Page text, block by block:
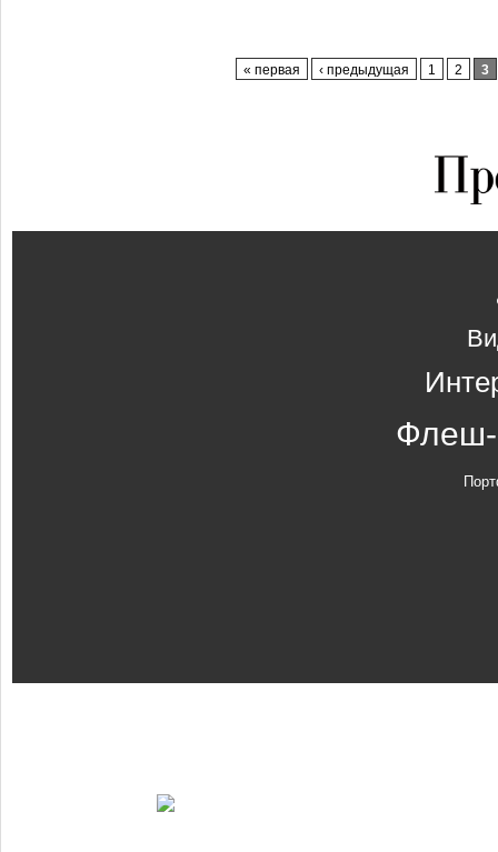
« первая ‹ предыдущая 1 2 3
Флеш-